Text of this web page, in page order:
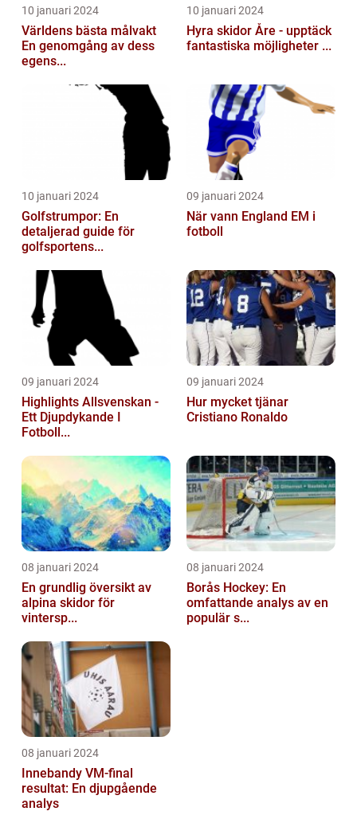
10 januari 2024
Världens bästa målvakt
En genomgång av dess
egens...
10 januari 2024
Hyra skidor Åre - upptäck
fantastiska möjligheter ...
10 januari 2024
Golfstrumpor: En
detaljerad guide för
golfsportens...
09 januari 2024
När vann England EM i
fotboll
09 januari 2024
Highlights Allsvenskan -
Ett Djupdykande I
Fotboll...
09 januari 2024
Hur mycket tjänar
Cristiano Ronaldo
08 januari 2024
En grundlig översikt av
alpina skidor för
vintersp...
08 januari 2024
Borås Hockey: En
omfattande analys av en
populär s...
08 januari 2024
Innebandy VM-final
resultat: En djupgående
analys